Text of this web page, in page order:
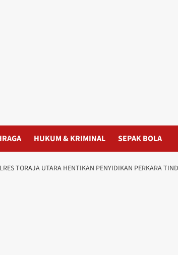
HUKUM & KRIMINAL SEPAK BOLA
TORAJA UTARA HENTIKAN PENYIDIKAN PERKARA